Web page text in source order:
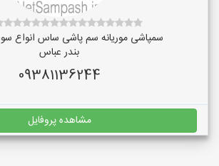
سمپاشی موریانه سم پاشی ساس انواع
بندر عباس
09381136244
مشاهده پروفایل